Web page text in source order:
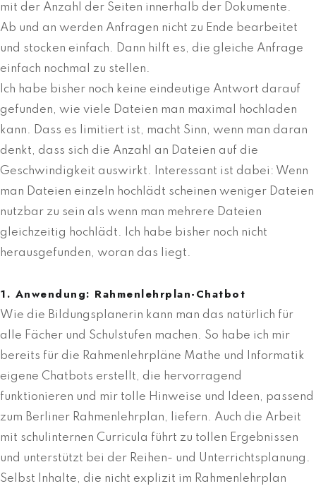
mit der Anzahl der Seiten innerhalb der Dokumente.
Ab und an werden Anfragen nicht zu Ende bearbeitet
und stocken einfach. Dann hilft es, die gleiche Anfrage
einfach nochmal zu stellen.
Ich habe bisher noch keine eindeutige Antwort darauf
gefunden, wie viele Dateien man maximal hochladen
kann. Dass es limitiert ist, macht Sinn, wenn man daran
denkt, dass sich die Anzahl an Dateien auf die
Geschwindigkeit auswirkt. Interessant ist dabei: Wenn
man Dateien einzeln hochlädt scheinen weniger Dateien
nutzbar zu sein als wenn man mehrere Dateien
gleichzeitig hochlädt. Ich habe bisher noch nicht
herausgefunden, woran das liegt.
1. Anwendung: Rahmenlehrplan-Chatbot
Wie die Bildungsplanerin kann man das natürlich für
alle Fächer und Schulstufen machen. So habe ich mir
bereits für die Rahmenlehrpläne Mathe und Informatik
eigene Chatbots erstellt, die hervorragend
funktionieren und mir tolle Hinweise und Ideen, passend
zum Berliner Rahmenlehrplan, liefern. Auch die Arbeit
mit schulinternen Curricula führt zu tollen Ergebnissen
und unterstützt bei der Reihen- und Unterrichtsplanung.
Selbst Inhalte, die nicht explizit im Rahmenlehrplan